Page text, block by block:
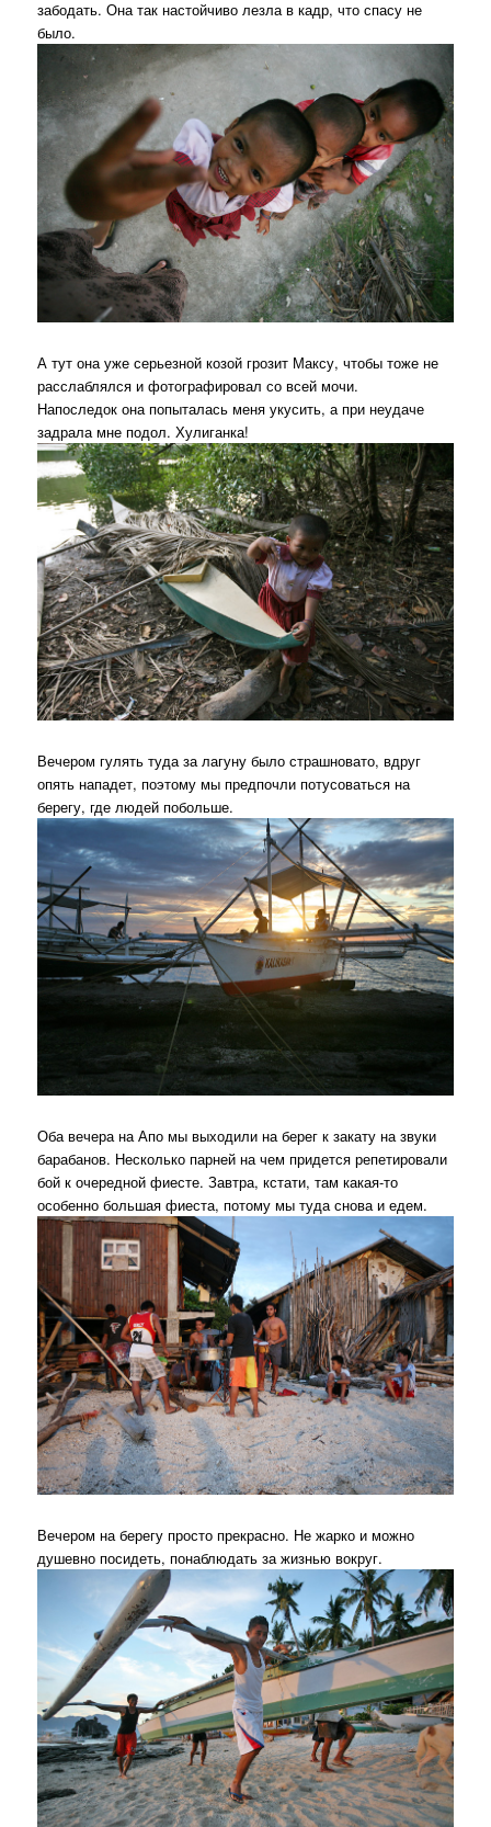
забодать. Она так настойчиво лезла в кадр, что спасу не
было.
А тут она уже серьезной козой грозит Максу, чтобы тоже не
расслаблялся и фотографировал со всей мочи.
Напоследок она попыталась меня укусить, а при неудаче
задрала мне подол. Хулиганка!
Вечером гулять туда за лагуну было страшновато, вдруг
опять нападет, поэтому мы предпочли потусоваться на
берегу, где людей побольше.
Оба вечера на Апо мы выходили на берег к закату на звуки
барабанов. Несколько парней на чем придется репетировали
бой к очередной фиесте. Завтра, кстати, там какая-то
особенно большая фиеста, потому мы туда снова и едем.
Вечером на берегу просто прекрасно. Не жарко и можно
душевно посидеть, понаблюдать за жизнью вокруг.